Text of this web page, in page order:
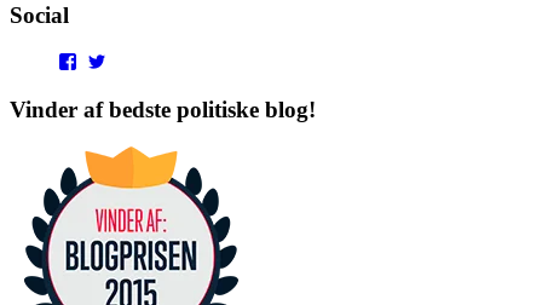
Social
View
profile
on
profile
on
Vinder af bedste politiske blog!